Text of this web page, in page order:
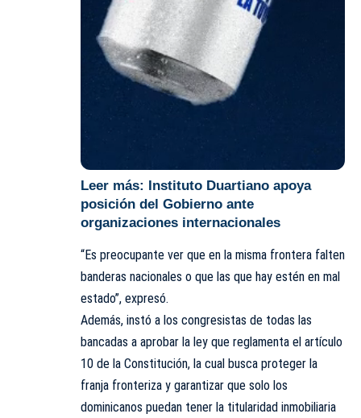
Leer más: Instituto Duartiano apoya
posición del Gobierno ante
organizaciones internacionales
“Es preocupante ver que en la misma frontera falten
banderas nacionales o que las que hay estén en mal
estado”, expresó.
Además, instó a los congresistas de todas las
bancadas a aprobar la ley que reglamenta el artículo
10 de la Constitución, la cual busca proteger la
franja fronteriza y garantizar que solo los
dominicanos puedan tener la titularidad inmobiliaria